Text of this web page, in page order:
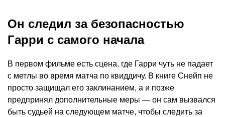
Он следил за безопасностью
Гарри с самого начала
В первом фильме есть сцена, где Гарри чуть не падает
с метлы во время матча по квиддичу. В книге Снейп не
просто защищал его заклинанием, а и позже
предпринял дополнительные меры — он сам вызвался
быть судьей на следующем матче, чтобы следить за